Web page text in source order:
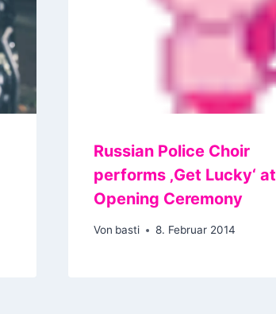
Russian Police Choir
performs ‚Get Lucky‘ at
Opening Ceremony
Von basti 8. Februar 2014